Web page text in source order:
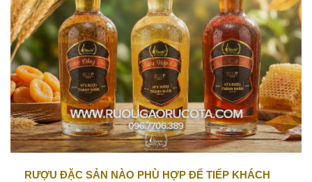
RƯỢU ĐẶC SẢN NÀO PHÙ HỢP ĐỂ TIẾP KHÁCH